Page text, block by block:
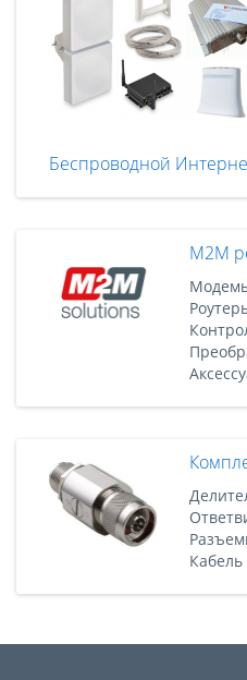
Беспроводной
M2M
Модемы